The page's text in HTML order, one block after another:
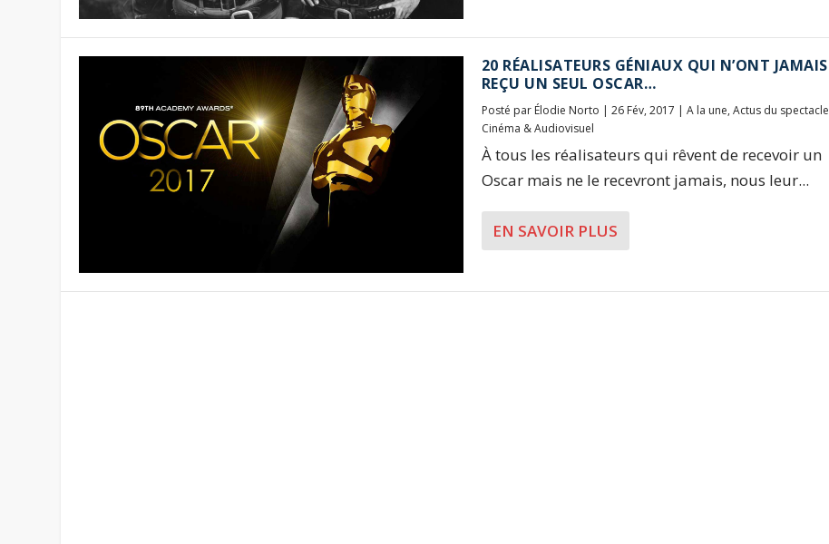
20 RÉALISATEURS GÉNIAUX QUI N’ONT JAMAIS
REÇU UN SEUL OSCAR…
Posté par Élodie Norto | 26 Fév, 2017 | A la une, Actus du spectacle
Cinéma & Audiovisuel
À tous les réalisateurs qui rêvent de recevoir un
Oscar mais ne le recevront jamais, nous leur...
EN SAVOIR PLUS